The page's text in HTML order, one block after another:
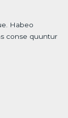
Habeo
conse quuntur